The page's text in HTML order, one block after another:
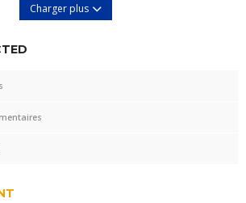
Charger plus